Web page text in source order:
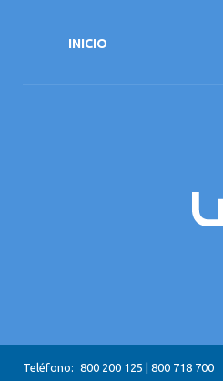
INICIO
Teléfono: 800 200 125 800 718 700